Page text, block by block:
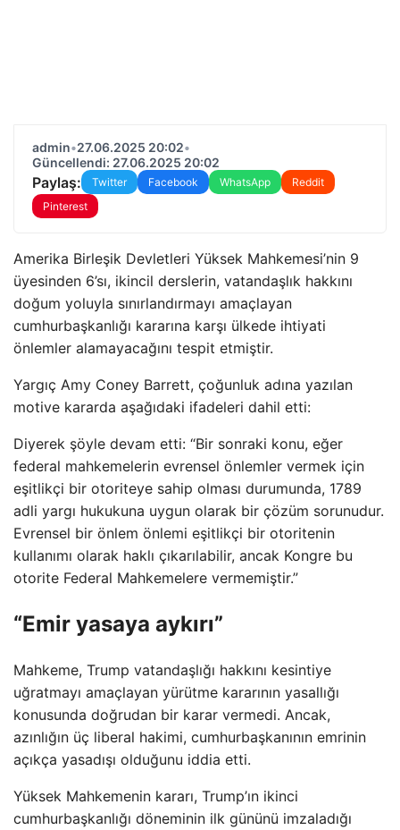
admin•27.06.2025 20:02•
Güncellendi: 27.06.2025 20:02
Paylaş: Twitter Facebook WhatsApp
Reddit
Pinterest
Amerika Birleşik Devletleri Yüksek Mahkemesi’nin 9
üyesinden 6’sı, ikincil derslerin, vatandaşlık hakkını
doğum yoluyla sınırlandırmayı amaçlayan
cumhurbaşkanlığı kararına karşı ülkede ihtiyati
önlemler alamayacağını tespit etmiştir.
Yargıç Amy Coney Barrett, çoğunluk adına yazılan
motive kararda aşağıdaki ifadeleri dahil etti:
Diyerek şöyle devam etti: “Bir sonraki konu, eğer
federal mahkemelerin evrensel önlemler vermek için
eşitlikçi bir otoriteye sahip olması durumunda, 1789
adli yargı hukukuna uygun olarak bir çözüm sorunudur.
Evrensel bir önlem önlemi eşitlikçi bir otoritenin
kullanımı olarak haklı çıkarılabilir, ancak Kongre bu
otorite Federal Mahkemelere vermemiştir.”
“Emir yasaya aykırı”
Mahkeme, Trump vatandaşlığı hakkını kesintiye
uğratmayı amaçlayan yürütme kararının yasallığı
konusunda doğrudan bir karar vermedi. Ancak,
azınlığın üç liberal hakimi, cumhurbaşkanının emrinin
açıkça yasadışı olduğunu iddia etti.
Yüksek Mahkemenin kararı, Trump’ın ikinci
cumhurbaşkanlığı döneminin ilk gününü imzaladığı